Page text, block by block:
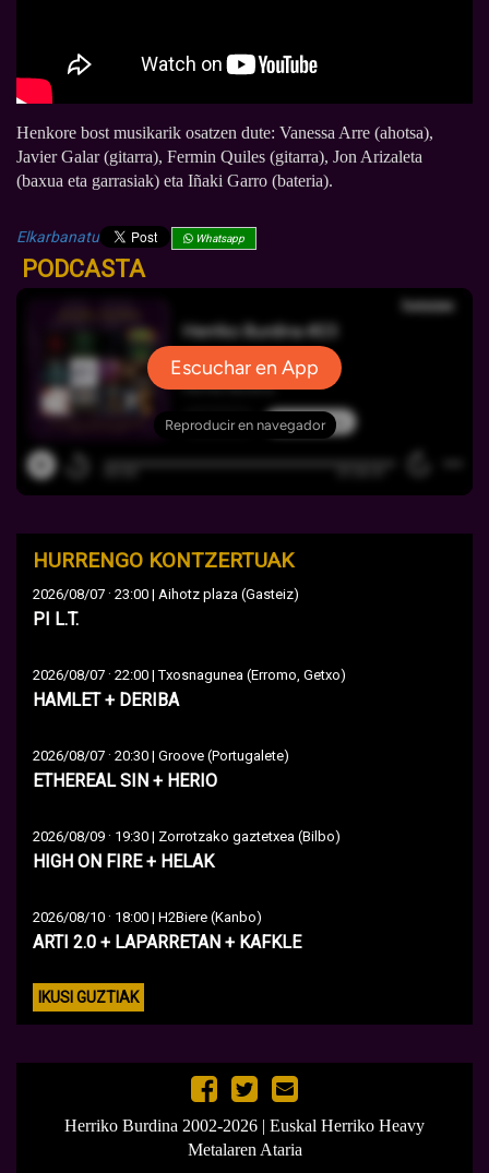
Henkore bost musikarik osatzen dute: Vanessa Arre (ahotsa),
Javier Galar (gitarra), Fermin Quiles (gitarra), Jon Arizaleta
(baxua eta garrasiak) eta Iñaki Garro (bateria).
Elkarbanatu Whatsapp
PODCASTA
HURRENGO KONTZERTUAK
2026/08/07 · 23:00 | Aihotz plaza (Gasteiz)
PI L.T.
2026/08/07 · 22:00 | Txosnagunea (Erromo, Getxo)
HAMLET + DERIBA
2026/08/07 · 20:30 | Groove (Portugalete)
ETHEREAL SIN + HERIO
2026/08/09 · 19:30 | Zorrotzako gaztetxea (Bilbo)
HIGH ON FIRE + HELAK
2026/08/10 · 18:00 | H2Biere (Kanbo)
ARTI 2.0 + LAPARRETAN + KAFKLE
IKUSI GUZTIAK
Herriko Burdina 2002-2026 | Euskal Herriko Heavy
Metalaren Ataria